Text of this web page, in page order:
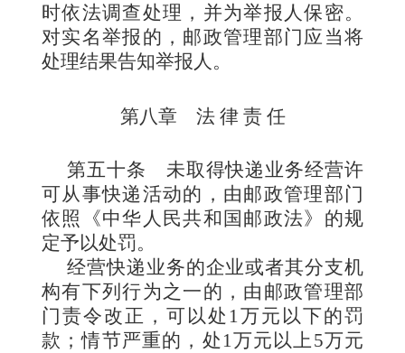
时依法调查处理，并为举报人保密。
对实名举报的，邮政管理部门应当将
处理结果告知举报人。
第八章 法 律 责 任
第五十条 未取得快递业务经营许
可从事快递活动的，由邮政管理部门
依照《中华人民共和国邮政法》的规
定予以处罚。
经营快递业务的企业或者其分支机
构有下列行为之一的，由邮政管理部
门责令改正，可以处1万元以下的罚
款；情节严重的，处1万元以上5万元